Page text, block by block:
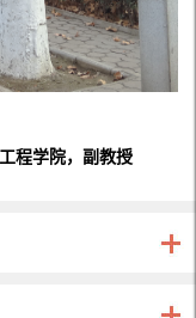
程学院，副教授